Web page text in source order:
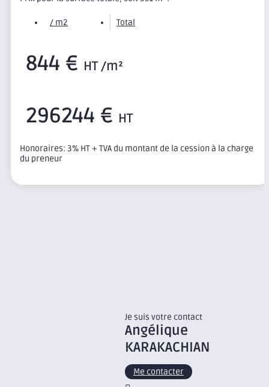
/ m2 Total
844 € HT /m²
296244 € HT
Honoraires: 3% HT + TVA du montant de la cession à la charge
du preneur
Je suis votre contact
Angélique
KARAKACHIAN
Me contacter